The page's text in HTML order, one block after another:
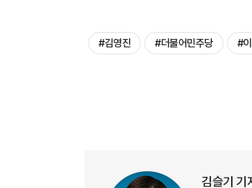
#김영진 #더불어민주당 #
김슬기 기